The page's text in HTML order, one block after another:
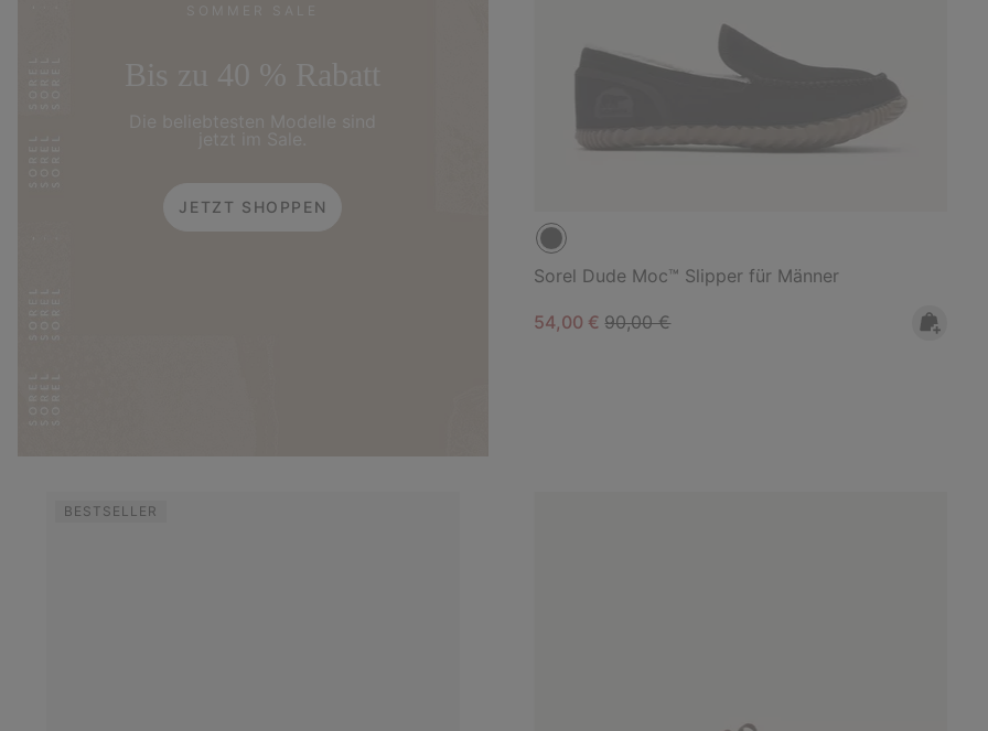
JETZT SHOPPEN
Sorel Dude Moc™ Slipper für Männer
Sale price:
54,00 €Regular price:
90,00 €
BESTSELLER